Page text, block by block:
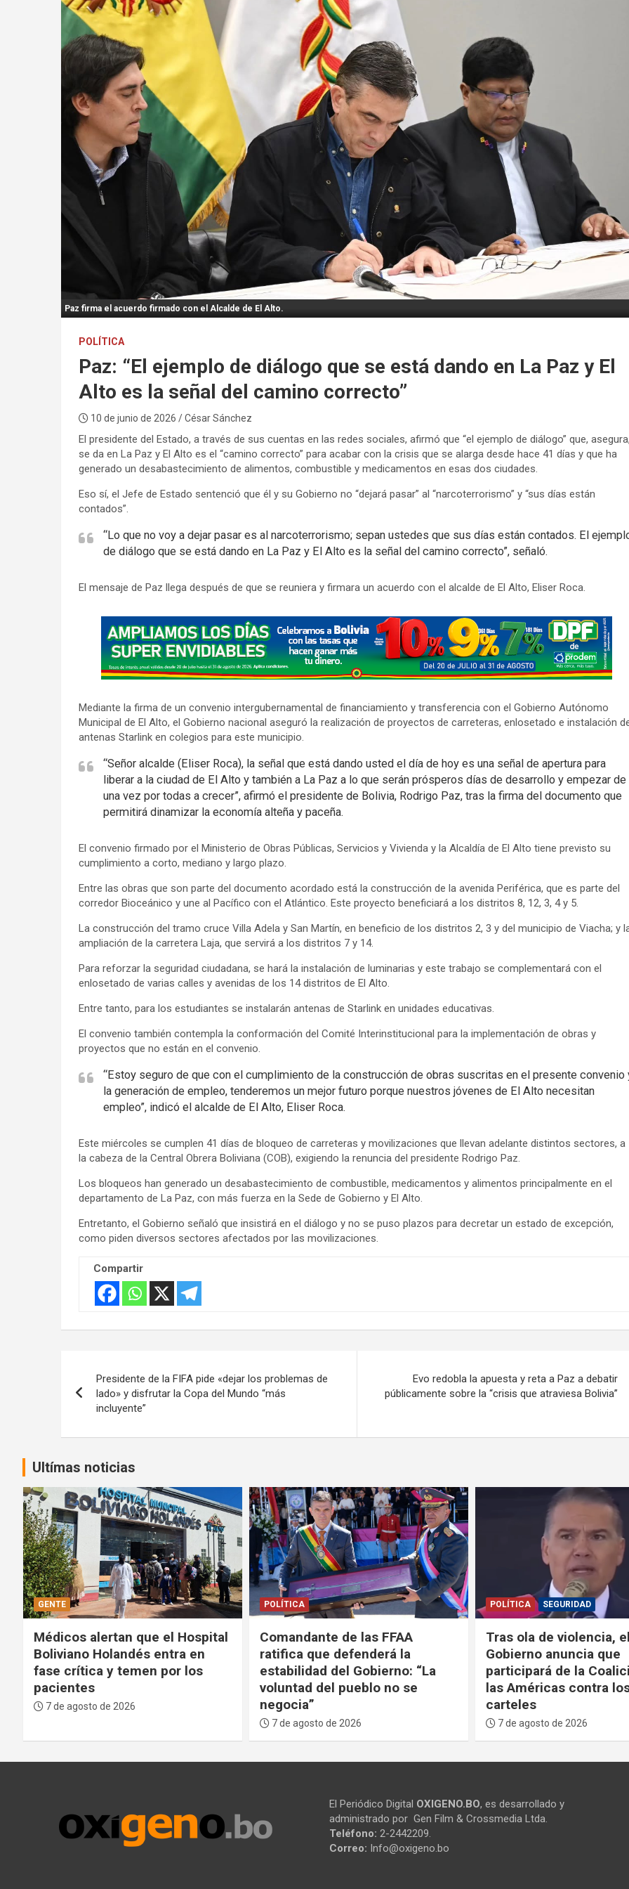
Paz firma el acuerdo firmado con el Alcalde de El Alto.
POLÍTICA
Paz: “El ejemplo de diálogo que se está dando en La Paz y El
Alto es la señal del camino correcto”
10 de junio de 2026 / César Sánchez
El presidente del Estado, a través de sus cuentas en las redes sociales, afirmó que “el ejemplo de diálogo” que, asegura,
se da en La Paz y El Alto es el “camino correcto” para acabar con la crisis que se alarga desde hace 41 días y que ha
generado un desabastecimiento de alimentos, combustible y medicamentos en esas dos ciudades.
Eso sí, el Jefe de Estado sentenció que él y su Gobierno no “dejará pasar” al “narcoterrorismo” y “sus días están
contados”.
“Lo que no voy a dejar pasar es al narcoterrorismo; sepan ustedes que sus días están contados. El
de diálogo que se está dando en La Paz y El Alto es la señal del camino correcto”, señaló.
El mensaje de Paz llega después de que se reuniera y firmara un acuerdo con el alcalde de El Alto, Eliser Roca.
t
i
e
t
:
Mediante la firma de un convenio intergubernamental de financiamiento y transferencia con el Gobierno Autónomo
Municipal de El Alto, el Gobierno nacional aseguró la realización de proyectos de carreteras, enlosetado e instalación
antenas Starlink en colegios para este municipio.
“Señor alcalde (Eliser Roca), la señal que está dando usted el día de hoy es una señal de apertura para
liberar a la ciudad de El Alto y también a La Paz a lo que serán prósperos días de desarrollo y empezar de
una vez por todas a crecer”, afirmó el presidente de Bolivia, Rodrigo Paz, tras la firma del documento que
permitirá dinamizar la economía alteña y paceña.
El convenio firmado por el Ministerio de Obras Públicas, Servicios y Vivienda y la Alcaldía de El Alto tiene previsto su
cumplimiento a corto, mediano y largo plazo.
Entre las obras que son parte del documento acordado está la construcción de la avenida Periférica, que es parte del
corredor Bioceánico y une al Pacífico con el Atlántico. Este proyecto beneficiará a los distritos 8, 12, 3, 4 y 5.
La construcción del tramo cruce Villa Adela y San Martín, en beneficio de los distritos 2, 3 y del municipio de Viacha; y
ampliación de la carretera Laja, que servirá a los distritos 7 y 14.
Para reforzar la seguridad ciudadana, se hará la instalación de luminarias y este trabajo se complementará con el
enlosetado de varias calles y avenidas de los 14 distritos de El Alto.
Entre tanto, para los estudiantes se instalarán antenas de Starlink en unidades educativas.
El convenio también contempla la conformación del Comité Interinstitucional para la implementación de obras y
proyectos que no están en el convenio.
“Estoy seguro de que con el cumplimiento de la construcción de obras suscritas en el presente convenio
la generación de empleo, tenderemos un mejor futuro porque nuestros jóvenes de El Alto necesitan
empleo”, indicó el alcalde de El Alto, Eliser Roca.
Este miércoles se cumplen 41 días de bloqueo de carreteras y movilizaciones que llevan adelante distintos sectores, a
la cabeza de la Central Obrera Boliviana (COB), exigiendo la renuncia del presidente Rodrigo Paz.
Los bloqueos han generado un desabastecimiento de combustible, medicamentos y alimentos principalmente en el
departamento de La Paz, con más fuerza en la Sede de Gobierno y El Alto.
Entretanto, el Gobierno señaló que insistirá en el diálogo y no se puso plazos para decretar un estado de excepción,
como piden diversos sectores afectados por las movilizaciones.
Compartir
de
entradas
Presidente de la FIFA pide «dejar los problemas de
lado» y disfrutar la Copa del Mundo “más
incluyente”
Evo redobla la apuesta y reta a Paz a debatir
públicamente sobre la “crisis que atraviesa Bolivia”
Ultímas noticias
POLÍTICA
Comandante de las FFAA
ratifica que defenderá la
estabilidad del Gobierno: “La
voluntad del pueblo no se
negocia”
POLÍTICA SEGURIDAD
Tras ola de violencia, el
Gobierno anuncia que
participará de la Coalición de
las Américas contra los
carteles
7 de agosto de 2026
POLÍTICA SEGURIDAD
Gobierno asegura que
desarticulará a los
internacionales
Bolivia
6 de agosto de 2026
El Periódico Digital OXIGENO.BO, es desarrollado y
administrado por Gen Film & Crossmedia Ltda.
Teléfono: 2-2442209.
Correo: Info@oxigeno.bo